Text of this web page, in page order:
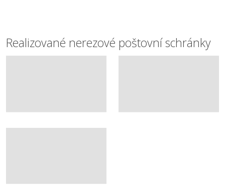
Realizované nerezové poštovní schránky